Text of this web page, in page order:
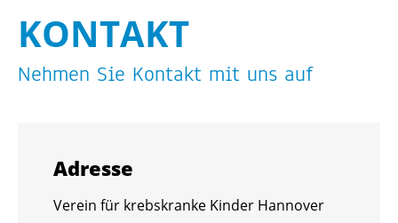
KON­TAKT
Neh­men Sie Kon­takt mit uns auf
Adres­se
Ver­ein für krebs­kran­ke Kin­der Han­no­ver